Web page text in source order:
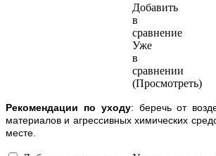
Добавить
в
сравнение
Уже
в
сравнении
(Просмотреть)
Рекомендации по уходу: беречь от
материалов и агрессивных химических
месте.